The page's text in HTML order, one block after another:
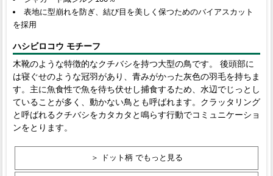
表地に型崩れを防ぎ、結び目を美しく保つためのバイアスカット
を採用
ハシビロコウ モチーフ
木靴のような特徴的なクチバシを持つ大型の鳥です。 後頭部に
は寝ぐせのような冠羽があり、青みがかった灰色の羽毛を持ちま
す。主に魚食性で魚を待ち伏せし捕食するため、水辺でじっとし
ていることが多く、動かない鳥とも呼ばれます。クラッタリング
と呼ばれるクチバシをカタカタと鳴らす行動でコミュニケーショ
ンをとります。
＞ ドット柄 でもっと見る